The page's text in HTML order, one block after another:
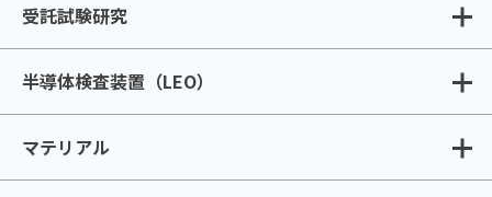
受託試験研究
半導体検査装置（LEO）
マテリアル